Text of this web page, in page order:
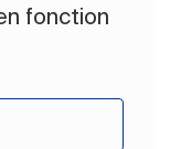
fonction